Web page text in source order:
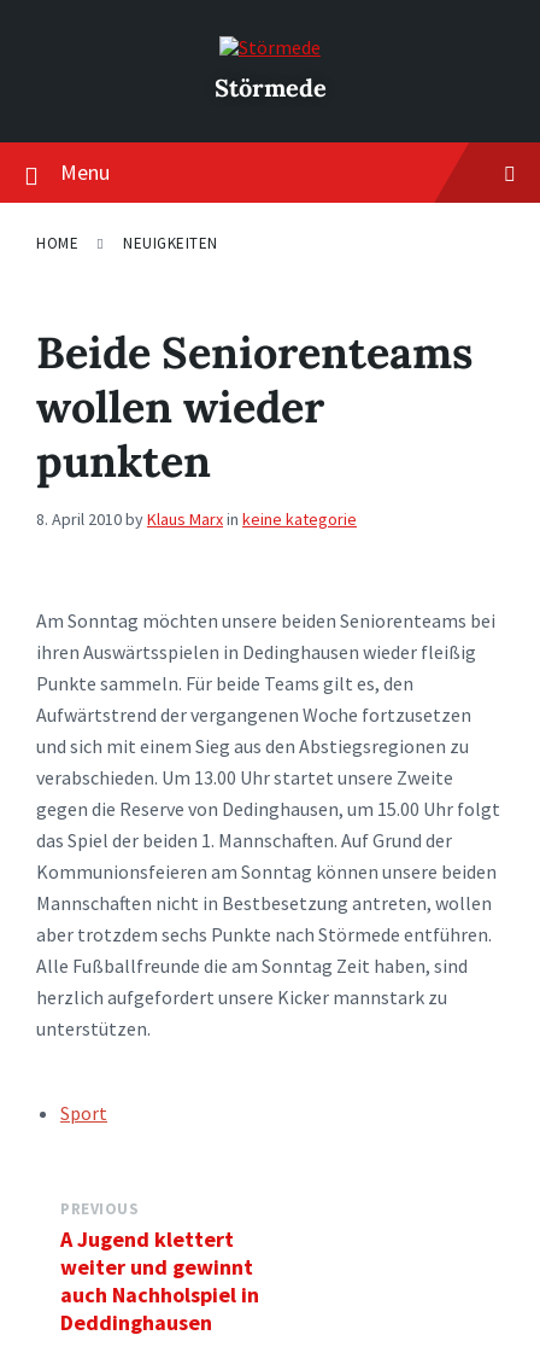
Störmede
Menu
HOME NEUIGKEITEN
Beide Seniorenteams
wollen wieder
punkten
8. April 2010byKlaus Marxin keine kategorie
Am Sonntag möchten unsere beiden Seniorenteams bei
ihren Auswärtsspielen in Dedinghausen wieder fleißig
Punkte sammeln. Für beide Teams gilt es, den
Aufwärtstrend der vergangenen Woche fortzusetzen
und sich mit einem Sieg aus den Abstiegsregionen zu
verabschieden. Um 13.00 Uhr startet unsere Zweite
gegen die Reserve von Dedinghausen, um 15.00 Uhr folgt
das Spiel der beiden 1. Mannschaften. Auf Grund der
Kommunionsfeieren am Sonntag können unsere beiden
Mannschaften nicht in Bestbesetzung antreten, wollen
aber trotzdem sechs Punkte nach Störmede entführen.
Alle Fußballfreunde die am Sonntag Zeit haben, sind
herzlich aufgefordert unsere Kicker mannstark zu
unterstützen.
TAGS:Sport
PREVIOUS
A Jugend klettert
weiter und gewinnt
auch Nachholspiel in
Deddinghausen